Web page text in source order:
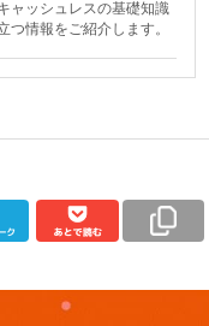
ャッシュレスの基礎知識
つ情報をご紹介します。